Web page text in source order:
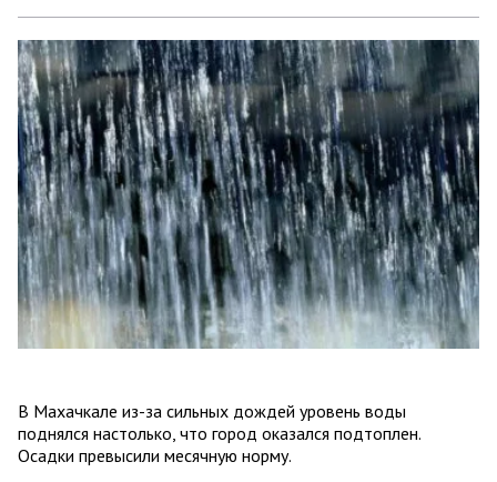
В Махачкале из-за сильных дождей уровень воды
поднялся настолько, что город оказался подтоплен.
Осадки превысили месячную норму.